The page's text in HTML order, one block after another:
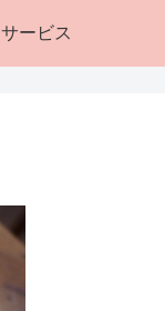
サービス